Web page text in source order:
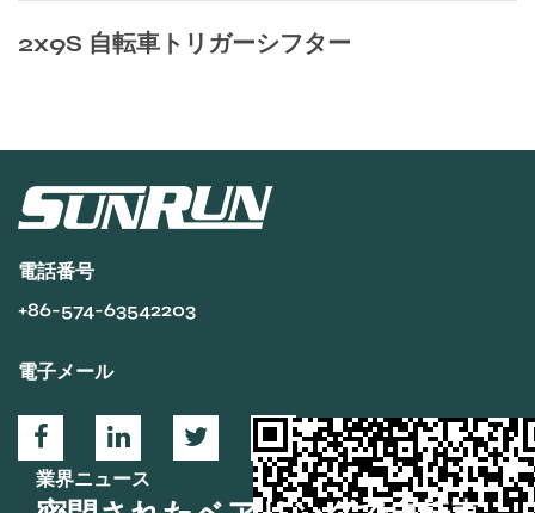
リガーシフター
電話番号
+86-574-63542203
電子メール
業界ニュース